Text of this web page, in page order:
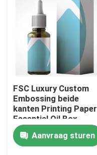
Producten
Over ons
FSC Luxury Custom
Embossing beide
kanten Printing Paper
Essential Oil Box
Aanvraag sturen